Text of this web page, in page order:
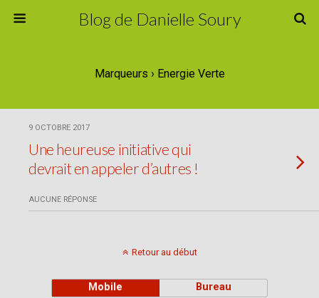
Blog de Danielle Soury
Marqueurs › Energie Verte
9 OCTOBRE 2017
Une heureuse initiative qui
devrait en appeler d’autres !
AUCUNE RÉPONSE
Retour au début
Mobile Bureau